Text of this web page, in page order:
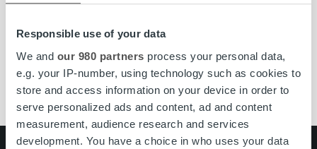
Responsible use of your data
We and our 980 partners process your personal data,
e.g. your IP-number, using technology such as cookies to
store and access information on your device in order to
serve personalized ads and content, ad and content
measurement, audience research and services
development. You have a choice in who uses your data
Ajankohtaista